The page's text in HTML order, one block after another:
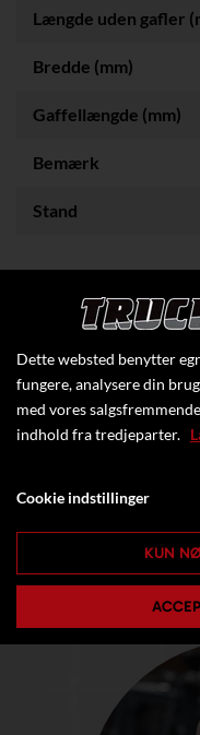
Længde uden gafler
Bredde (mm)
Gaffellængde (mm)
Bemærk
Stand
Klik her for
Dette websted benytter
fungere, analysere din
med vores
indhold fra tredjeparter.
Cookie indstillinger
KUN